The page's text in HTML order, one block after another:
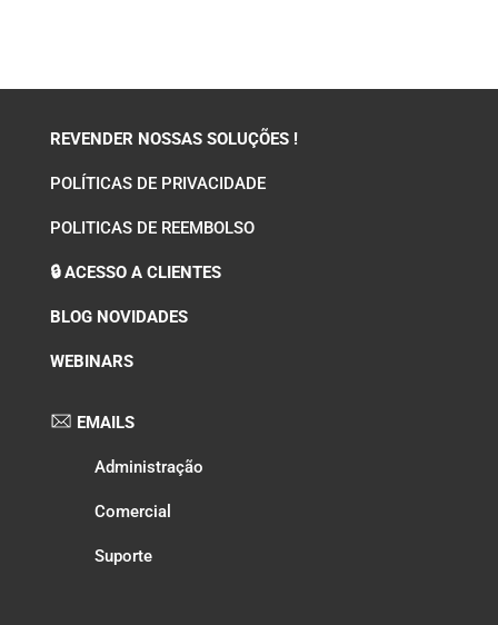
REVENDER NOSSAS SOLUÇÕES !
POLÍTICAS DE PRIVACIDADE
POLITICAS DE REEMBOLSO
🔒 ACESSO A CLIENTES
BLOG NOVIDADES
WEBINARS
EMAILS
Administração
Comercial
Suporte